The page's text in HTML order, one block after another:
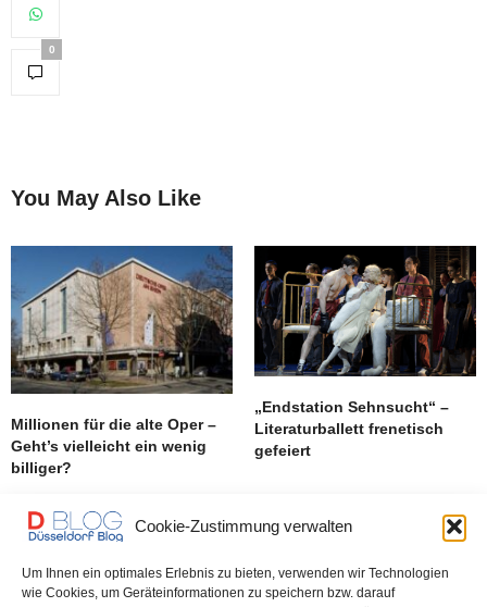
Cookie-Zustimmung verwalten
Um Ihnen ein optimales Erlebnis zu bieten, verwenden wir Technologien
wie Cookies, um Geräteinformationen zu speichern bzw. darauf
0
You May Also Like
Millionen für die alte Oper –
Geht’s vielleicht ein wenig
billiger?
„Endstation Sehnsucht“ –
Literaturballett frenetisch
gefeiert